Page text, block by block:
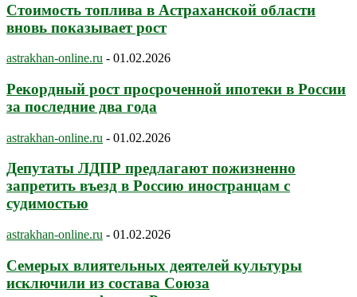
Стоимость топлива в Астраханской области
вновь показывает рост
astrakhan-online.ru - 01.02.2026
Рекордный рост просроченной ипотеки в России
за последние два года
astrakhan-online.ru - 01.02.2026
Депутаты ЛДПР предлагают пожизненно
запретить въезд в Россию иностранцам с
судимостью
astrakhan-online.ru - 01.02.2026
Семерых влиятельных деятелей культуры
исключили из состава Союза